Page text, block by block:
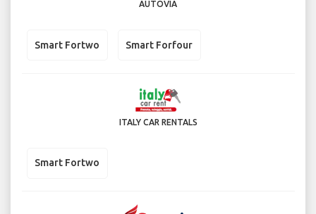
AUTOVIA
Smart Fortwo Smart Forfour
ITALY CAR RENTALS
Smart Fortwo